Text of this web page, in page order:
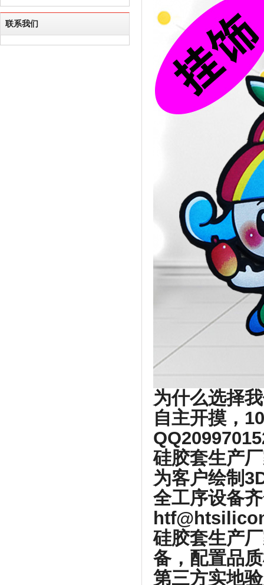
联系我们
为什么选择
自主开摸，
硅胶套生产
为客户绘制
全工序设备
硅胶套生产
备，配置品
第三方实地